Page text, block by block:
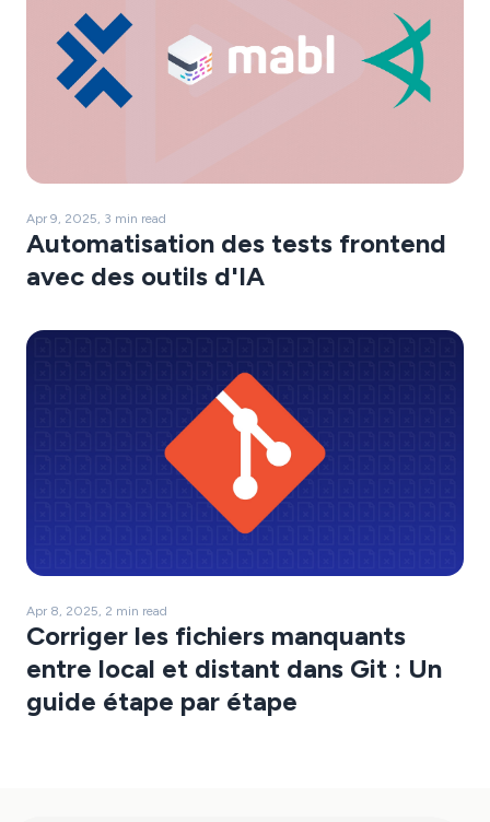
Apr 9, 2025, 3 min read
Automatisation des tests frontend
avec des outils d'IA
Apr 8, 2025, 2 min read
Corriger les fichiers manquants
entre local et distant dans Git : Un
guide étape par étape